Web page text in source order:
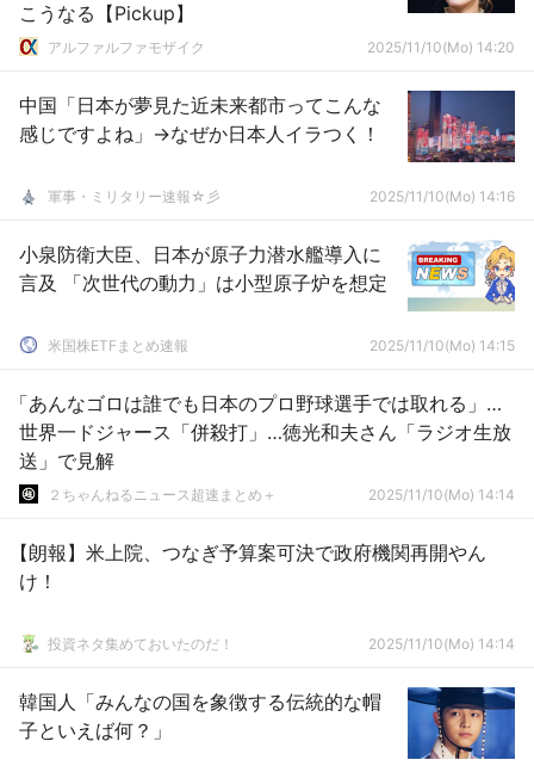
こうなる【Pickup】
アルファルファモザイク 2025/11/10(Mo) 14:20
中国「日本が夢見た近未来都市ってこんな
感じですよね」→なぜか日本人イラつく！
軍事・ミリタリー速報☆彡 2025/11/10(Mo) 14:16
小泉防衛大臣、日本が原子力潜水艦導入に
言及 「次世代の動力」は小型原子炉を想定
米国株ETFまとめ速報 2025/11/10(Mo) 14:15
「あんなゴロは誰でも日本のプロ野球選手では取れる」…
世界一ドジャース「併殺打」…徳光和夫さん「ラジオ生放
送」で見解
２ちゃんねるニュース超速まとめ＋ 2025/11/10(Mo) 14:14
【朗報】米上院、つなぎ予算案可決で政府機関再開やん
け！
投資ネタ集めておいたのだ！ 2025/11/10(Mo) 14:14
韓国人「みんなの国を象徴する伝統的な帽
子といえば何？」